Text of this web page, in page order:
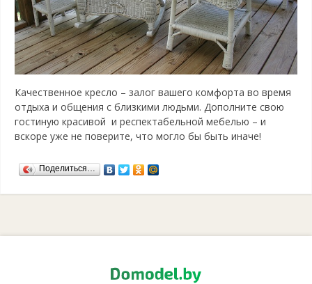
Качественное кресло – залог вашего комфорта во время
отдыха и общения с близкими людьми. Дополните свою
гостиную красивой и респектабельной мебелью – и
вскоре уже не поверите, что могло бы быть иначе!
Поделиться…